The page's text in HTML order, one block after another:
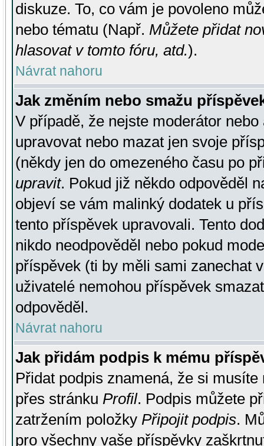
diskuze. To, co vám je povoleno
nebo tématu (Např. Můžete přidat
hlasovat v tomto fóru, atd.).
Návrat nahoru
Jak změním nebo smažu
V případě, že nejste moderátor
upravovat nebo mazat jen svoje
(někdy jen do omezeného času po
upravit. Pokud již někdo odpověděl
objeví se vám malinký dodatek u
tento příspěvek upravovali. Tento
nikdo neodpověděl nebo pokud
příspěvek (ti by měli sami zanechat
uživatelé nemohou příspěvek
odpověděl.
Návrat nahoru
Jak přidám podpis k mému
Přidat podpis znamená, že si
přes stránku Profil. Podpis můžete
zatržením položky Připojit podpis.
pro všechny vaše příspěvky